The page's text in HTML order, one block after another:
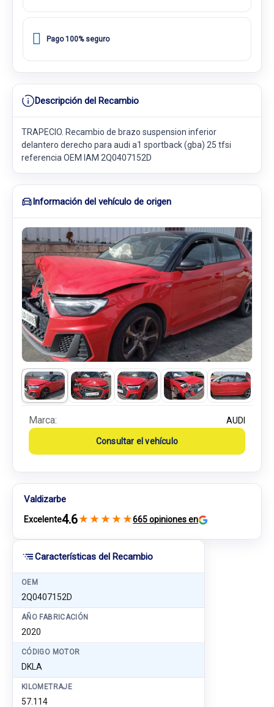
Características del Recambio
OEM
2Q0407152D
AÑO FABRICACIÓN
2020
CÓDIGO MOTOR
DKLA
KILOMETRAJE
57.114
Pago 100% seguro
Descripción del Recambio
TRAPECIO. Recambio de brazo suspension inferior
delantero derecho para audi a1 sportback (gba) 25 tfsi
referencia OEM IAM 2Q0407152D
Información del vehículo de origen
Marca: AUDI
Consultar el vehículo
Valdizarbe
Excelente4.6★ ★ ★ ★ ★665 opiniones en